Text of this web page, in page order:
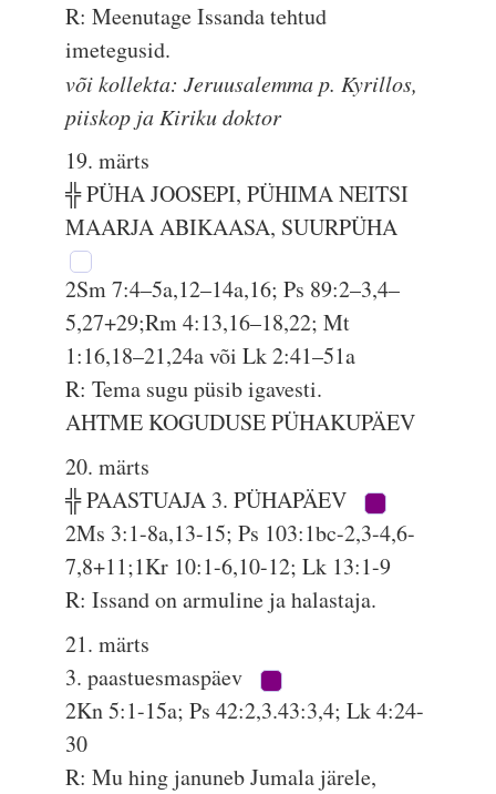
R: Meenutage Issanda tehtud
imetegusid.
või kollekta: Jeruusalemma p. Kyrillos,
piiskop ja Kiriku doktor
19. märts
╬ PÜHA JOOSEPI, PÜHIMA NEITSI
MAARJA ABIKAASA, SUURPÜHA
2Sm 7:4–5a,12–14a,16; Ps 89:2–3,4–
5,27+29;Rm 4:13,16–18,22; Mt
1:16,18–21,24a või Lk 2:41–51a
R: Tema sugu püsib igavesti.
AHTME KOGUDUSE PÜHAKUPÄEV
20. märts
╬ PAASTUAJA 3. PÜHAPÄEV
2Ms 3:1-8a,13-15; Ps 103:1bc-2,3-4,6-
7,8+11;1Kr 10:1-6,10-12; Lk 13:1-9
R: Issand on armuline ja halastaja.
21. märts
3. paastuesmaspäev
2Kn 5:1-15a; Ps 42:2,3.43:3,4; Lk 4:24-
30
R: Mu hing januneb Jumala järele,